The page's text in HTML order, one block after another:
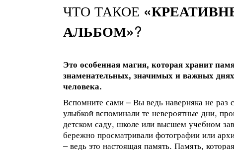
ЧТО ТАКОЕ
АЛЬБОМ»?
Это особенная магия, которая хранит
знаменательных, значимых и важных
человека.
Вспомните сами – Вы ведь наверняка не раз
улыбкой вспоминали те невероятные дни,
детском саду, школе или высшем учебном
бережно просматривали фотографии или
– ведь это настоящая память. Память,